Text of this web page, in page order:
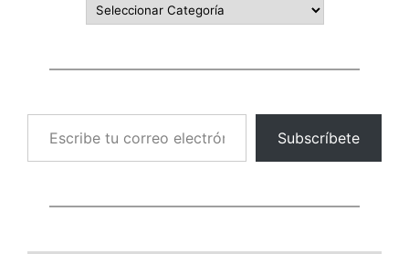
Escribe tu correo electrónico…
Subscríbete